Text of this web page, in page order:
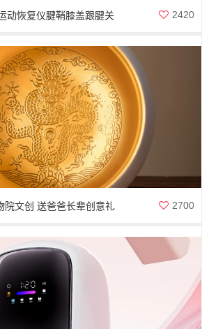
动恢复仪腱鞘膝盖跟腱关 2420
院文创 送爸爸长辈创意礼 2700